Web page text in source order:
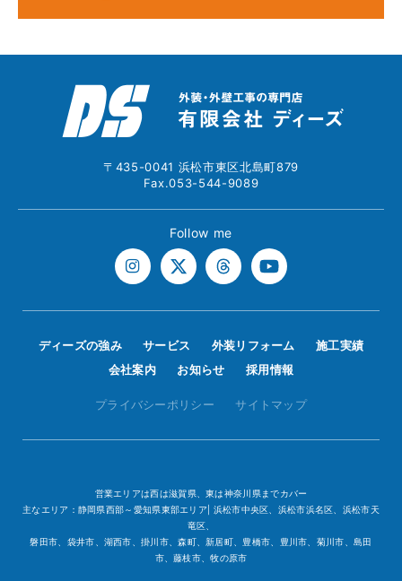
〒435-0041 浜松市東区北島町879
Fax.053-544-9089
Follow me
ディーズの強み サービス 外装リフォーム
施工実績
会社案内
お知らせ 採用情報
プライバシーポリシー サイトマップ
営業エリアは西は滋賀県、東は神奈川県までカバー
主なエリア：静岡県西部～愛知県東部エリア| 浜松市中央区、浜松市浜名区、浜松市天
竜区、
磐田市、袋井市、湖西市、掛川市、森町、新居町、豊橋市、豊川市、菊川市、島田
市、藤枝市、牧の原市